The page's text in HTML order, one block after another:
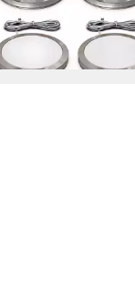
BKL1187
34,99 € UVP 49,99 €
-30%
in 3-4 Werktagen bei dir